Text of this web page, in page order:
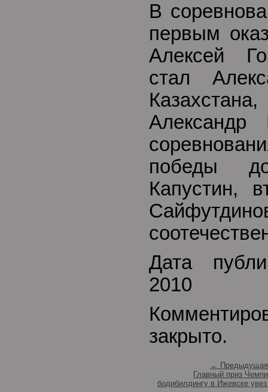
В
первым
Алексей
стал
победы
Капустин,
Дата
2010
закрыто.
← Предыдущая
Главный приз
бодибилдингу в Ижевске